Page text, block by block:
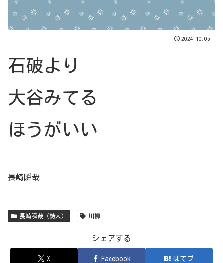
2024.10.05
石破より
大谷みてる
ほうがいい
長崎瞬哉
長崎瞬哉（詩人） 川柳
シェアする
X Facebook はてブ